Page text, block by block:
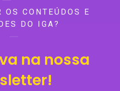
OS CONTEÚDOS E
DO IGA?
na nossa